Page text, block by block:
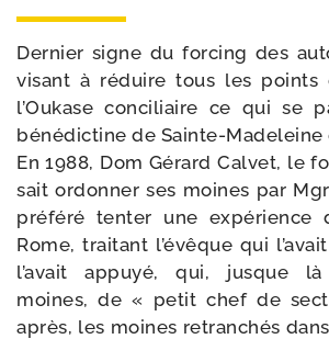
Dernier signe du for­cing des
visant à réduire tous les points
l’Oukase conci­liaire ce qui se
béné­dic­tine de Sainte-​Madeleine
En 1988, Dom Gérard Calvet, le
sait ordon­ner ses moines par
pré­fé­ré ten­ter une expé­rience
Rome, trai­tant l’é­vêque qui
l’a­vait appuyé, qui, jusque
moines, de « petit chef de
après, les moines retran­chés